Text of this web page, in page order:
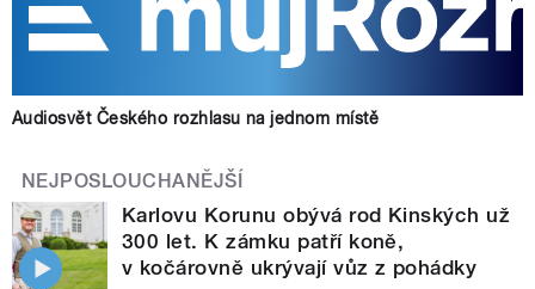
Audiosvět Českého rozhlasu na jednom místě
NEJPOSLOUCHANĚJŠÍ
Karlovu Korunu obývá rod Kinských už
300 let. K zámku patří koně,
v kočárovně ukrývají vůz z pohádky